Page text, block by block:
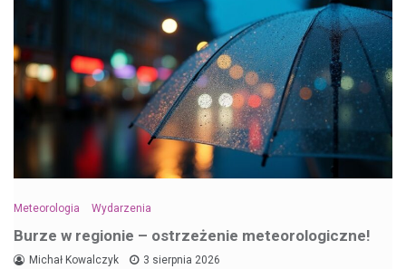
Meteorologia Wydarzenia
Burze w regionie – ostrzeżenie meteorologiczne!
Michał Kowalczyk 3 sierpnia 2026